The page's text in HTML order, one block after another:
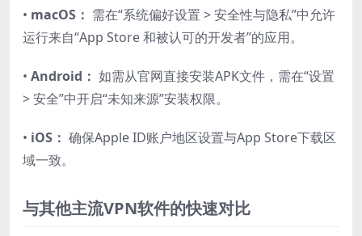
• macOS： 需在“系统偏好设置 > 安全性与隐私”中允许
运行来自“App Store 和被认可的开发者”的应用。
• Android： 如需从官网直接安装APK文件，需在“设置
> 安全”中开启“未知来源”安装权限。
• iOS： 确保Apple ID账户地区设置与App Store下载区
域一致。
与其他主流VPN软件的快速对比